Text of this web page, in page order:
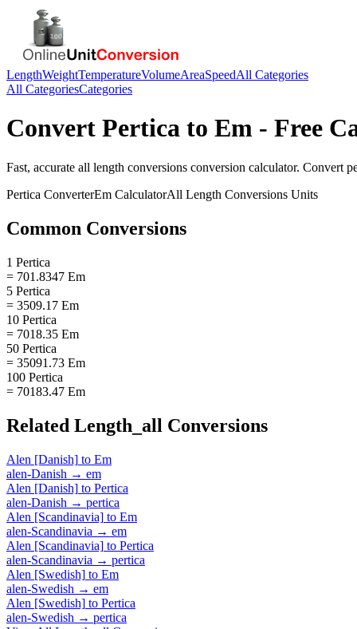
LengthWeightTemperatureVolumeAreaSpeedAll Categories
All CategoriesCategories
Convert Pertica to Em - Free
Fast, accurate all length conversions conversion calculator. Convert
Pertica ConverterEm CalculatorAll Length Conversions Units
Common Conversions
1 Pertica
= 701.8347 Em
5 Pertica
= 3509.17 Em
10 Pertica
= 7018.35 Em
50 Pertica
= 35091.73 Em
100 Pertica
= 70183.47 Em
Related Length_all Conversions
Alen [Danish] to Em
alen-Danish → em
Alen [Danish] to Pertica
alen-Danish → pertica
Alen [Scandinavia] to Em
alen-Scandinavia → em
Alen [Scandinavia] to Pertica
alen-Scandinavia → pertica
Alen [Swedish] to Em
alen-Swedish → em
Alen [Swedish] to Pertica
alen-Swedish → pertica